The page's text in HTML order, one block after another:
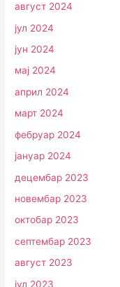
август 2024
јул 2024
јун 2024
мај 2024
април 2024
март 2024
фебруар 2024
јануар 2024
децембар 2023
новембар 2023
октобар 2023
септембар 2023
август 2023
јул 2023